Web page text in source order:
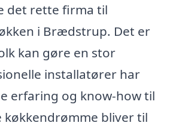
det rette firma til
i Brædstrup. Det er
kan gøre en stor
installatører har
erfaring og know-how til
køkkendrømme bliver til